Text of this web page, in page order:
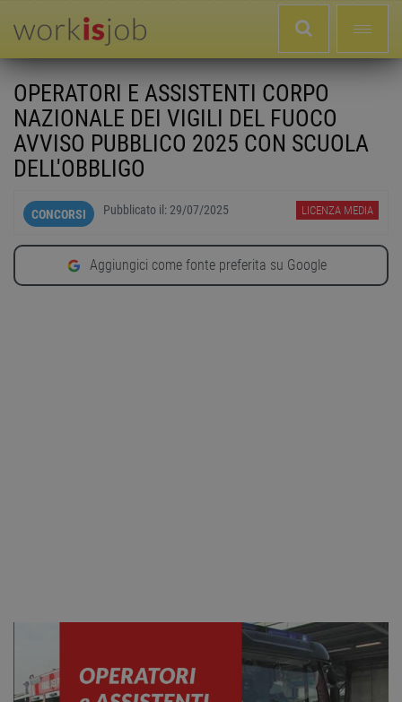
OPERATORI E ASSISTENTI CORPO
NAZIONALE DEI VIGILI DEL FUOCO
AVVISO PUBBLICO 2025 CON SCUOLA
DELL'OBBLIGO
CONCORSI Pubblicato il: 29/07/2025 LICENZA MEDIA
Aggiungici come fonte preferita su Google